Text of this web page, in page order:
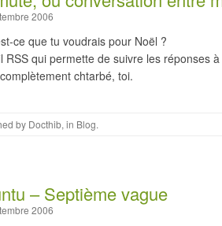
2006
ce que tu voudrais pour Noël ?
RSS qui permette de suivre les réponses
chtarbé, toi.
by Docthib, in Blog.
– Septième vague
2006